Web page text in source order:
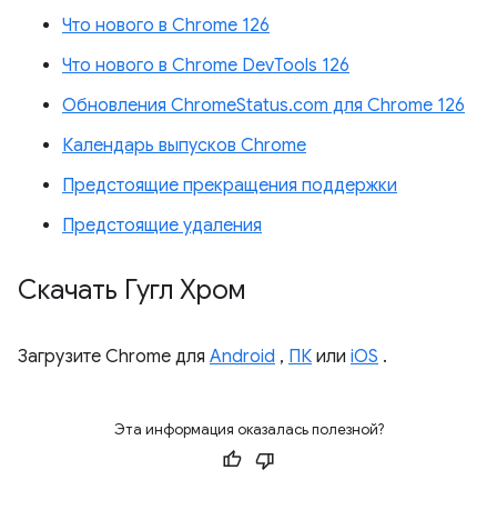
Что нового в Chrome 126
Что нового в Chrome DevTools 126
Обновления ChromeStatus.com для Chrome 126
Календарь выпусков Chrome
Предстоящие прекращения поддержки
Предстоящие удаления
Скачать Гугл Хром
Загрузите Chrome для Android , ПК или iOS .
Эта информация оказалась полезной?